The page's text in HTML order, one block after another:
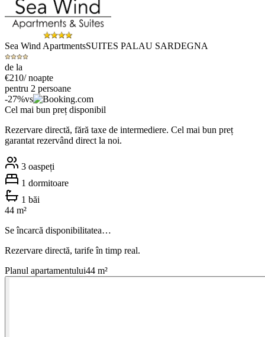
Sea Wind ApartmentsSUITES PALAU SARDEGNA
de la
€210/ noapte
pentru 2 persoane
-27%vs
Cel mai bun preț disponibil
Rezervare directă, fără taxe de intermediere. Cel mai bun preț
garantat rezervând direct la noi.
3 oaspeți
1 dormitoare
1 băi
44 m²
Se încarcă disponibilitatea…
Rezervare directă, tarife în timp real.
Planul apartamentului44 m²